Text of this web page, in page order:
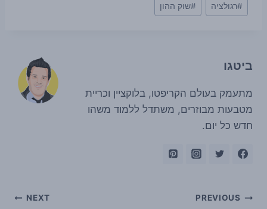
#רגולציה #שוק ההון
ביטגו
מתעמק בעולם הקריפטו, בלוקציין וכריית
מטבעות מבוזרים, משתדל ללמוד משהו
חדש כל יום.
ניווט
PREVIOUS
NEXT